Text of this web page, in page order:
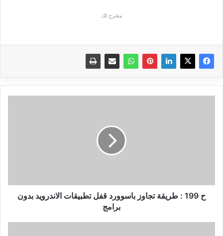
مقترح لك
الاندرويد
بدون
ح 199 : طريقة تجاوز باسوورد قفل تطبيقات الاندرويد بدون
برامج